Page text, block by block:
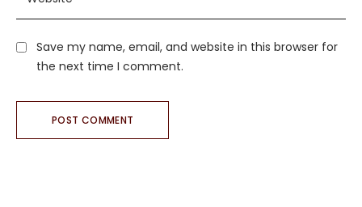
Save my name, email, and website in this browser for
the next time I comment.
POST COMMENT